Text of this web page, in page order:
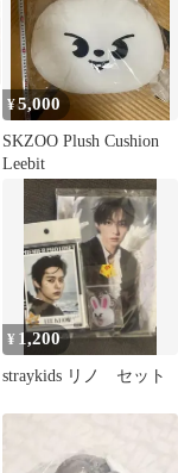
¥5,000
SKZOO Plush Cushion
Leebit
¥ 1,200
straykids リノ セット